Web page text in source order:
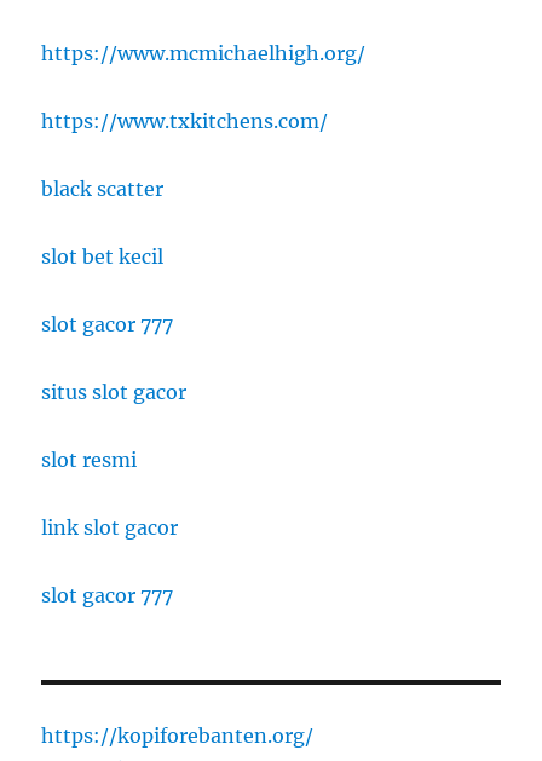
https://www.mcmichaelhigh.org/
https://www.txkitchens.com/
black scatter
slot bet kecil
slot gacor 777
situs slot gacor
slot resmi
link slot gacor
slot gacor 777
https://kopiforebanten.org/